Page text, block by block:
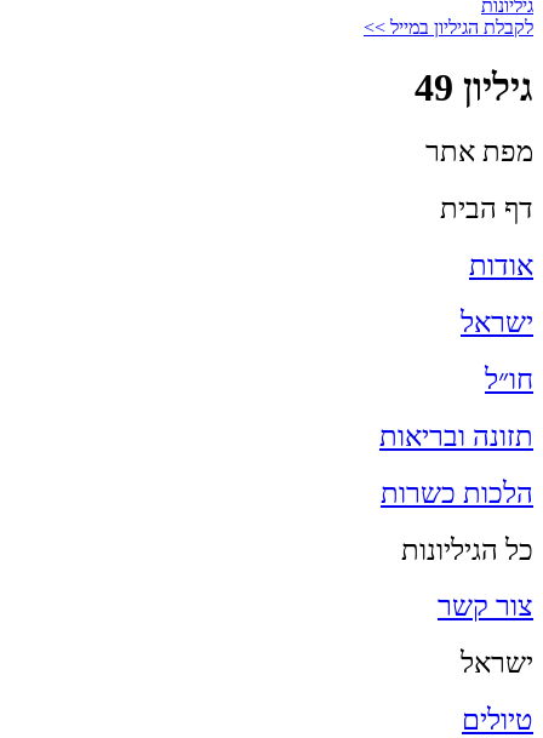
גיליונות
לקבלת הגיליון במייל >>
גיליון 49
מפת אתר
דף הבית
אודות
ישראל
חו״ל
תזונה ובריאות
הלכות כשרות
כל הגיליונות
צור קשר
ישראל
טיולים